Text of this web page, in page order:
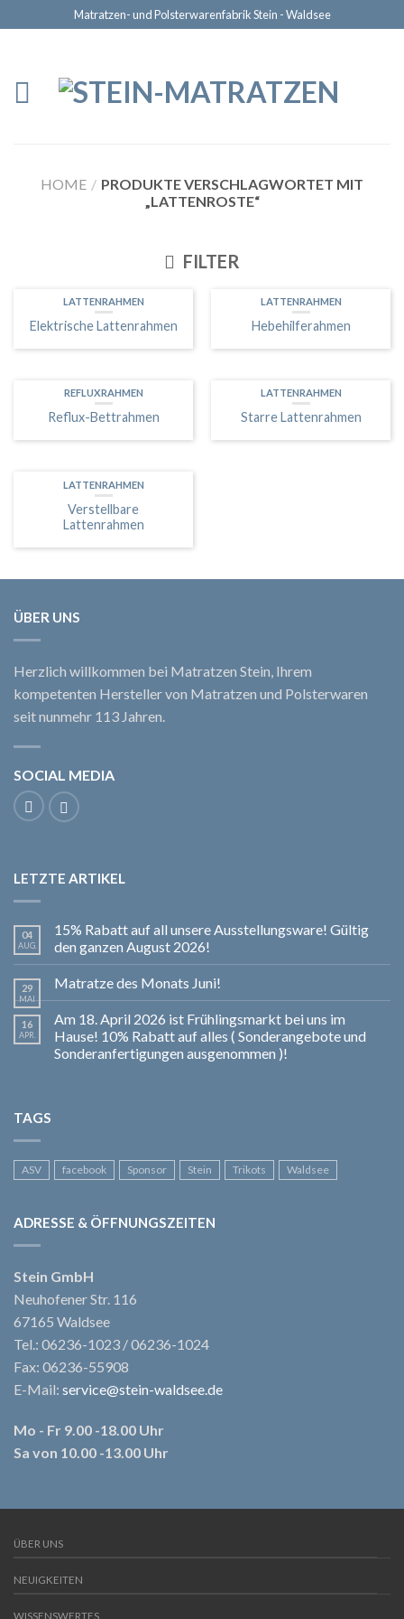
Matratzen- und Polsterwarenfabrik Stein - Waldsee
HOME / PRODUKTE VERSCHLAGWORTET MIT
„LATTENROSTE“
FILTER
LATTENRAHMEN
Elektrische Lattenrahmen
LATTENRAHMEN
Hebehilferahmen
REFLUXRAHMEN
Reflux-Bettrahmen
LATTENRAHMEN
Starre Lattenrahmen
LATTENRAHMEN
Verstellbare
Lattenrahmen
ÜBER UNS
Herzlich willkommen bei Matratzen Stein, Ihrem
kompetenten Hersteller von Matratzen und Polsterwaren
seit nunmehr 113 Jahren.
SOCIAL MEDIA
LETZTE ARTIKEL
04
AUG.
15% Rabatt auf all unsere Ausstellungsware! Gültig
den ganzen August 2026!
29
MAI
Matratze des Monats Juni!
16
APR.
Am 18. April 2026 ist Frühlingsmarkt bei uns im
Hause! 10% Rabatt auf alles ( Sonderangebote und
Sonderanfertigungen ausgenommen )!
TAGS
ASV facebook Sponsor Stein Trikots Waldsee
ADRESSE & ÖFFNUNGSZEITEN
Stein GmbH
Neuhofener Str. 116
67165 Waldsee
Tel.: 06236-1023 / 06236-1024
Fax: 06236-55908
E-Mail: service@stein-waldsee.de
Mo - Fr 9.00 -18.00 Uhr
Sa von 10.00 -13.00 Uhr
ÜBER UNS
NEUIGKEITEN
WISSENSWERTES